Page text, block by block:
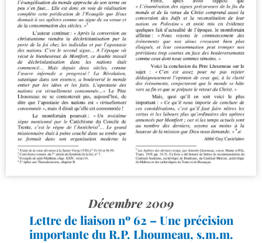
Décembre 2009
Lettre de liaison nº 62 – Une précision
importante du R.P. Lhoumeau, s.m.m.